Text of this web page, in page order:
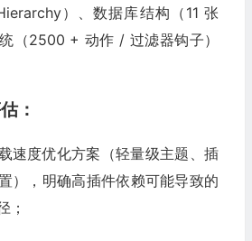
）、数据库结构（11 张
（2500 + 动作 / 过滤器钩子）
：​
速度优化方案（轻量级主题、插
），明确高插件依赖可能导致的
；​